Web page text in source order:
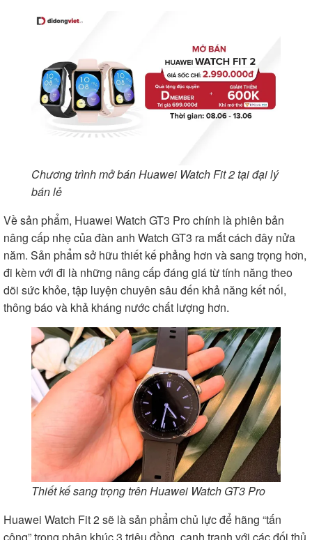
Chương trình mở bán Huawei Watch Fit 2 tại đại lý
bán lẻ
Về sản phẩm, Huawei Watch GT3 Pro chính là phiên bản
nâng cấp nhẹ của đàn anh Watch GT3 ra mắt cách đây nửa
năm. Sản phẩm sở hữu thiết kế phẳng hơn và sang trọng hơn,
đi kèm với đi là những nâng cấp đáng giá từ tính năng theo
dõi sức khỏe, tập luyện chuyên sâu đến khả năng kết nối,
thông báo và khả kháng nước chất lượng hơn.
Thiết kế sang trọng trên Huawei Watch GT3 Pro
Huawei Watch Fit 2 sẽ là sản phẩm chủ lực để hãng “tấn
công” trong phân khúc 3 triệu đồng, cạnh tranh với các đối thủ